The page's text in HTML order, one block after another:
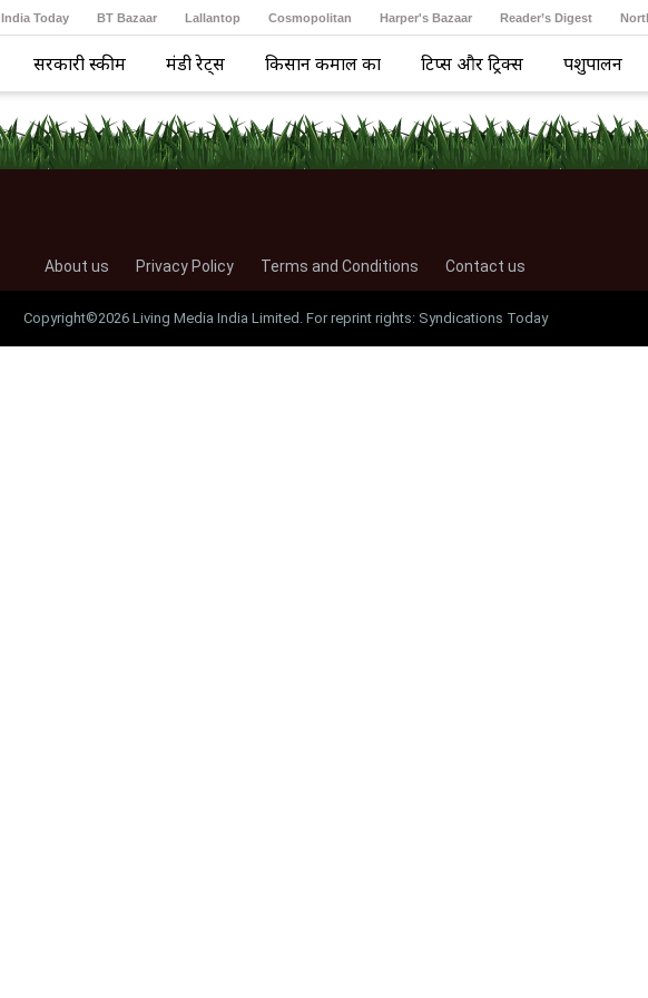
India Today BT Bazaar Lallantop Cosmopolitan Harper's Bazaar Reader’s Digest
सरकारी स्कीम मंडी रेट्स किसान कमाल का टिप्स और ट्रिक्स पशुपालन
About us Privacy Policy Terms and Conditions Contact us
Copyright©2026 Living Media India Limited. For reprint rights: Syndications Today